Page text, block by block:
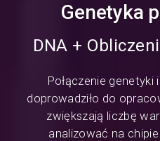
Genetyka
DNA +
Połączenie
doprowadziło do
zwiększają liczbę
analizować na